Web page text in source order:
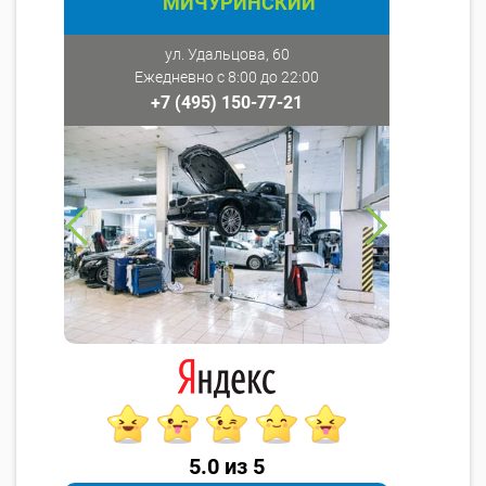
ул. Удальцова, 60
Ежедневно с 8:00 до 22:00
+7 (495) 150-77-21
5.0 из 5